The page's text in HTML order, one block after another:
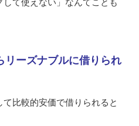
して使えない」なんてことも
ーズナブルに借りられ
比較的安価で借りられると